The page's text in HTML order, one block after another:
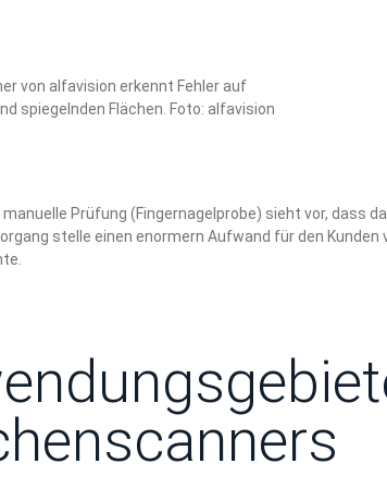
von alfavision erkennt Fehler auf
spiegelnden Flächen. Foto: alfavision
manuelle Prüfung (Fingernagelprobe) sieht vor,
stelle einen enormern Aufwand für den